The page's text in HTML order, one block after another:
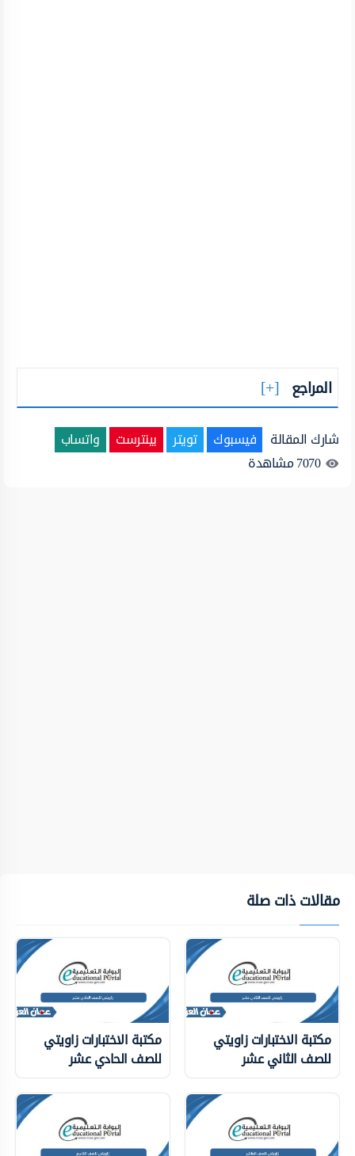
المراجع
شارك المقالة فيسبوك تويتر بينترست
واتساب
7070مشاهدة
مقالات ذات صلة
مكتبة الاختبارات زاويتي
للصف الثاني عشر
مكتبة الاختبارات زاويتي
للصف الحادي عشر